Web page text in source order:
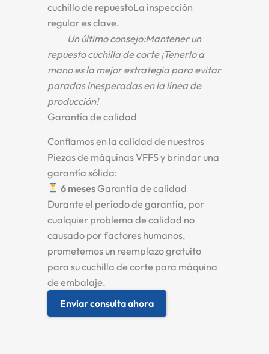
cuchillo de repuestoLa inspección
regular es clave.
Un último consejo:Mantener un
repuestocuchilla de corte¡Tenerlo a
mano es la mejor estrategia para evitar
paradas inesperadas en la línea de
producción!
Garantía de calidad
Confiamos en la calidad de nuestros
Piezas de máquinas VFFSy brindar una
garantía sólida:
6 mesesGarantía de calidad
Durante el período de garantía, por
cualquier problema de calidad no
causado por factores humanos,
prometemos un reemplazo gratuito
para sucuchilla de corte para máquina
de embalaje.
Enviar consulta ahora